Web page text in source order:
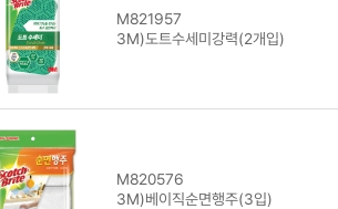
M821957
3M)도트수세미강력(2개입)
M820576
3M)베이직순면행주(3입)